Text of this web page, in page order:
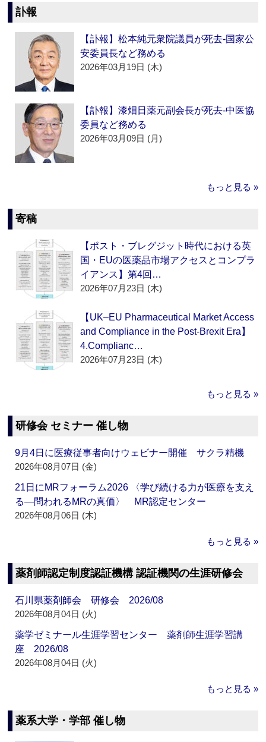
訃報
【訃報】松本純元衆院議員が死去‐国家公
安委員長など務める
2026年03月19日 (木)
【訃報】漆畑日薬元副会長が死去‐中医協
委員など務める
2026年03月09日 (月)
もっと見る »
寄稿
【ポスト・ブレグジット時代における英
国・EUの医薬品市場アクセスとコンプラ
イアンス】第4回…
2026年07月23日 (木)
【UK–EU Pharmaceutical Market Access
and Compliance in the Post-Brexit Era】
4.Complianc…
2026年07月23日 (木)
もっと見る »
研修会 セミナー 催し物
9月4日に医療従事者向けウェビナー開催 サクラ精機
2026年08月07日 (金)
21日にMRフォーラム2026 〈学び続ける力が医療を支え
る―問われるMRの真価〉 MR認定センター
2026年08月06日 (木)
もっと見る »
薬剤師認定制度認証機構 認証機関の生涯研修会
石川県薬剤師会 研修会 2026/08
2026年08月04日 (火)
薬学ゼミナール生涯学習センター 薬剤師生涯学習講
座 2026/08
2026年08月04日 (火)
もっと見る »
薬系大学・学部 催し物